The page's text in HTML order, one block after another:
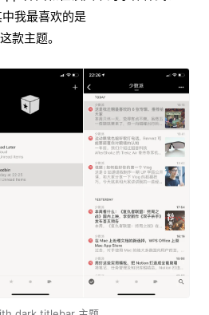
我最喜欢的是
款主题。